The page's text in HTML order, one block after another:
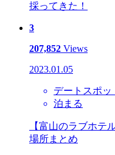
採ってきた！
3
207,852 Views
2023.01.05
デートスポッ
泊まる
【富山のラブホテ
場所まとめ